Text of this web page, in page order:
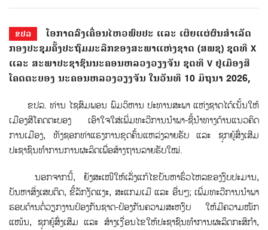
ຂປລ
ໂອກາດລົງເຄື່ອນໄຫວພົບປະ ແລະ ເຜີຍແຜ່ຜົນສຳເລັດ
ກອງປະຊຸມຄັ້ງປະຖົມມະລືກຂອງສະພາແຫ່ງຊາດ (ສພຊ) ຊຸດທີ X
ແລະ ສະພາປະຊາຊົນນະຄອນຫລວງວຽງຈັນ ຊຸດທີ V ຢູ່ເມືອງສີ
ໂຄດຕະບອງ ນະຄອນຫລວງວຽງຈັນ ໃນວັນທີ 10 ມິຖຸນາ 2026,
ຂປລ. ທ່ານ ໄຊສົມພອນ ພົມວິຫານ ປະທານສະພາ ແຫ່ງຊາດໄດ້ເນັ້ນໃຫ້
ເມືອງສີໂຄດຕະບອງ ເອົາໃຈໃສ່ເພີ່ມທະວີການນໍາພາ-ຊີ້ນໍາທາງດ້ານແນວຄິດ
ການເມືອງ, ທັງຊອກທ່າແຮງການຂຸດຄົ້ນແຫລ່ງລາຍຮັບ ແລະ ຊຸກຍູ້ສົ່ງເສີມ
ປະຊາຊົນທຳການການຜະລິດເພື່ອສ້າງຖານລາຍຮັບໃໝ່.
ນອກຈາກນີ້, ຍັງສະເໜີໃຫ້ເລັ່ງແກ້ໄຂບັນຫາຮົ່ວໄຫລຂອງງົບປະມານ,
ບັນຫາສິ່ງເສບຕິດ, ຂີ້ລັກງັດແງະ, ສະແກມເມີ ແລະ ອື່ນໆ; ເພີ່ມທະວີການນໍາພາ
ຮອບດ້ານຕ່ໍວຽກງານປ້ອງກັນຊາດ-ປ້ອງກັນຄວາມສະຫງົບ ໃຫ້ມີຄວາມໜັກ
ແໜ້ນ, ຊຸກຍູ້ສົ່ງເສີມ ແລະ ສ້າງເງ່ືອນໄຂໃຫ້ປະຊາຊົນທຳການຜະລິດກະສິກໍາ,